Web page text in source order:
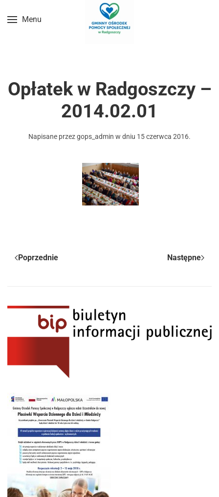
Przejdź do treści głównej
Menu
Opłatek w Radgoszczy –
2014.02.01
Napisane przezgops_admin w dniu 15 czerwca 2016.
Poprzednie Następne